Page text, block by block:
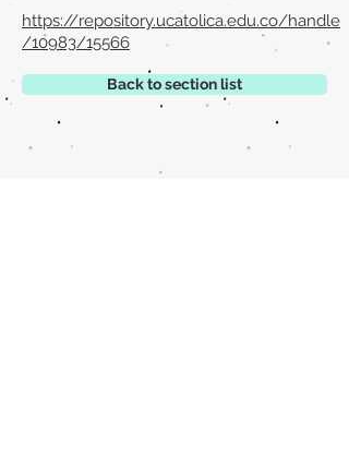
https://repository.ucatolica.edu.co/handle
/10983/15566
Back to section list